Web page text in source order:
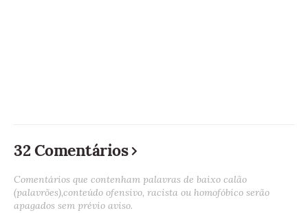
32 Comentários
Comentários que contenham palavras de baixo calão
(palavrões),conteúdo ofensivo, racista ou homofóbico serão
apagados sem prévio aviso.